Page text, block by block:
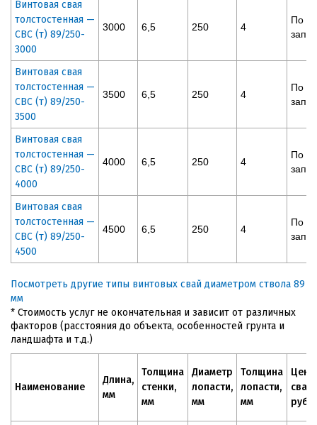
Винтовая свая
толстостенная —
СВС (т) 89/250-
3000
3000 6,5 250 4
По
Винтовая свая
толстостенная —
СВС (т) 89/250-
3500
3500 6,5 250 4
По
Винтовая свая
толстостенная —
СВС (т) 89/250-
4000
4000 6,5 250 4
По
Винтовая свая
толстостенная —
СВС (т) 89/250-
4500
4500 6,5 250 4
По
Посмотреть другие типы винтовых свай диаметром ствола 89
мм
* Стоимость услуг не окончательная и зависит от различных
факторов (расстояния до объекта, особенностей грунта и
ландшафта и т.д.)
Наименование
Длина,
мм
Толщина
стенки,
мм
Диаметр
лопасти,
мм
Толщина
лопасти,
мм
Цена
сваи,
руб